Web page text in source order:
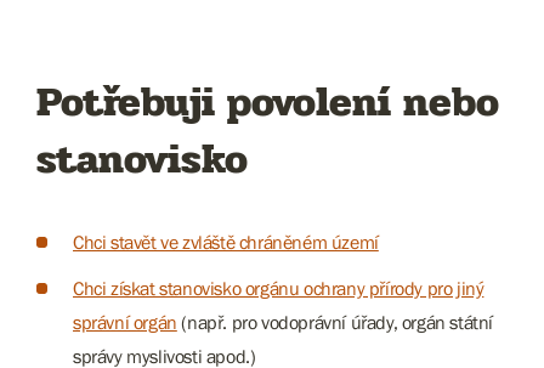
Potřebuji povolení nebo
stanovisko
Chci stavět ve zvláště chráněném území
Chci získat stanovisko orgánu ochrany přírody pro jiný
správní orgán (např. pro vodoprávní úřady, orgán státní
správy myslivosti apod.)